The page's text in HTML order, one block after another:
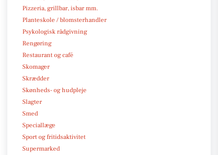
Pizzeria, grillbar, isbar mm.
Planteskole / blomsterhandler
Psykologisk rådgivning
Rengøring
Restaurant og café
Skomager
Skrædder
Skønheds- og hudpleje
Slagter
Smed
Speciallæge
Sport og fritidsaktivitet
Supermarked